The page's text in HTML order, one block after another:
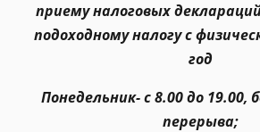
приему налоговых
подоходному налогу с
год
Понедельник- с 8.00 до 19.00,
перерыва;